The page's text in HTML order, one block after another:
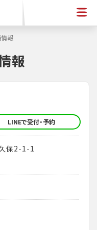
報
報
LINEで受付・予約
保2-1-1